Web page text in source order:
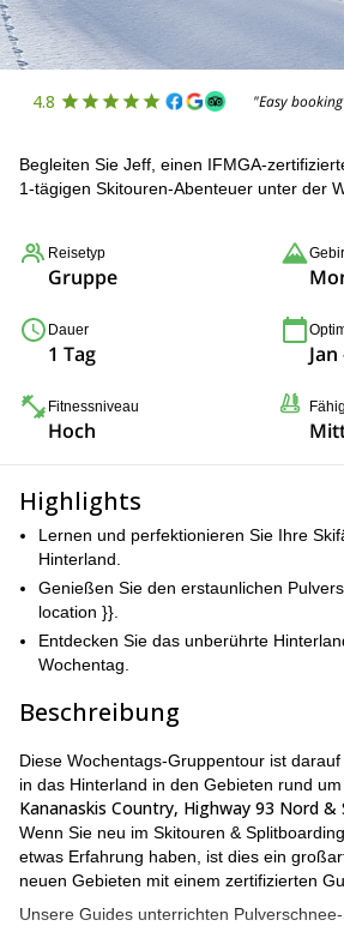
4.8 "Easy
Begleiten Sie Jeff, einen IFMGA-
1-tägigen Skitouren-Abenteuer unter der
Reisetyp
Gruppe
Dauer
1 Tag
Fitnessniveau
Hoch
Highlights
Lernen und perfektionieren Sie Ihre
Hinterland.
Genießen Sie den erstaunlichen
location }}.
Entdecken Sie das unberührte
Wochentag.
Beschreibung
Diese Wochentags-Gruppentour ist
in das Hinterland in den Gebieten rund um
Kananaskis Country, Highway 93 Nord &
Wenn Sie neu im Skitouren &
etwas Erfahrung haben, ist dies ein
neuen Gebieten mit einem zertifizierten
Unsere Guides unterrichten